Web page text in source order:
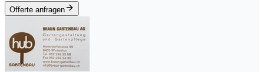
Offerte anfragen